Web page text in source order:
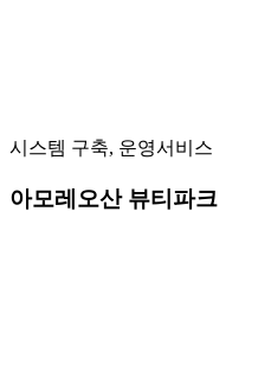
시스템 구축, 운영서비스
아모레오산 뷰티파크